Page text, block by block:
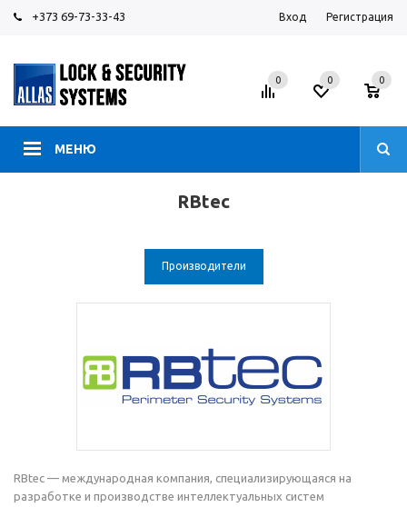
+373 69-73-33-43 Вход Регистрация
МЕНЮ
0 0 0
RBtec
Производители
RBtec — международная компания, специализирующаяся на
разработке и производстве интеллектуальных систем